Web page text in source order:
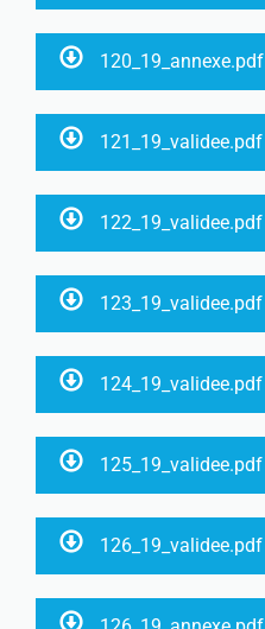
120_19_annexe.pdf
121_19_validee.pdf
122_19_validee.pdf
123_19_validee.pdf
124_19_validee.pdf
125_19_validee.pdf
126_19_validee.pdf